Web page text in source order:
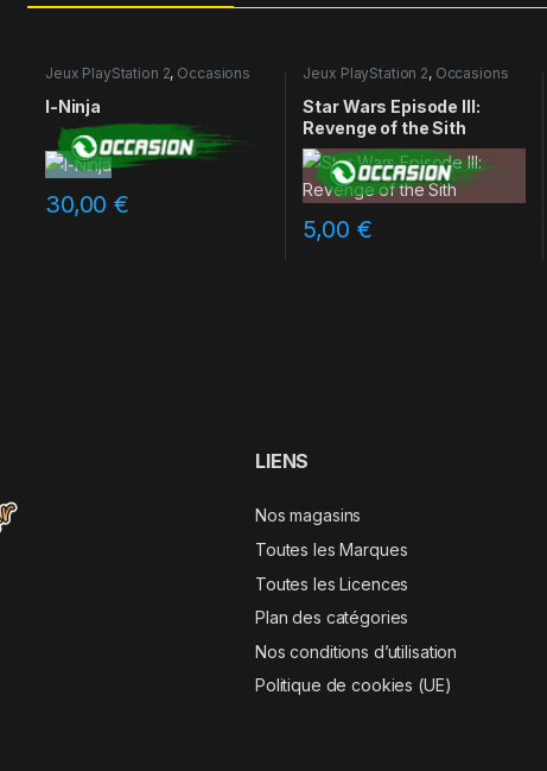
Jeux PlayStation 2, Occasions
I-Ninja
30,00€
Jeux PlayStation 2, Occasions
Star Wars Episode III:
Revenge of the Sith
5,00 €
LIENS
Nos magasins
Toutes les Marques
Toutes les Licences
Plan des catégories
Nos conditions d’utilisation
Politique de cookies (UE)